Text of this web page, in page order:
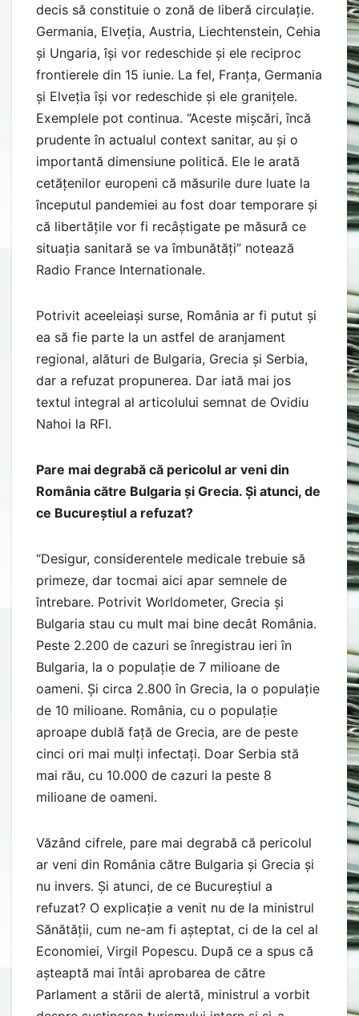
decis să constituie o zonă de liberă circulație.
Germania, Elveția, Austria, Liechtenstein, Cehia
și Ungaria, își vor redeschide și ele reciproc
frontierele din 15 iunie. La fel, Franța, Germania
și Elveția își vor redeschide și ele granițele.
Exemplele pot continua. “Aceste mișcări, încă
prudente în actualul context sanitar, au și o
importantă dimensiune politică. Ele le arată
cetățenilor europeni că măsurile dure luate la
începutul pandemiei au fost doar temporare și
că libertățile vor fi recâștigate pe măsură ce
situația sanitară se va îmbunătăți” notează
Radio France Internationale.
Potrivit aceeleiași surse, România ar fi putut și
ea să fie parte la un astfel de aranjament
regional, alături de Bulgaria, Grecia și Serbia,
dar a refuzat propunerea. Dar iată mai jos
textul integral al articolului semnat de Ovidiu
Nahoi la RFI.
Pare mai degrabă că pericolul ar veni din
România către Bulgaria și Grecia. Și atunci, de
ce Bucureștiul a refuzat?
“Desigur, considerentele medicale trebuie să
primeze, dar tocmai aici apar semnele de
întrebare. Potrivit Worldometer, Grecia și
Bulgaria stau cu mult mai bine decât România.
Peste 2.200 de cazuri se înregistrau ieri în
Bulgaria, la o populație de 7 milioane de
oameni. Și circa 2.800 în Grecia, la o populație
de 10 milioane. România, cu o populație
aproape dublă față de Grecia, are de peste
cinci ori mai mulți infectați. Doar Serbia stă
mai rău, cu 10.000 de cazuri la peste 8
milioane de oameni.
Văzând cifrele, pare mai degrabă că pericolul
ar veni din România către Bulgaria și Grecia și
nu invers. Și atunci, de ce Bucureștiul a
refuzat? O explicație a venit nu de la ministrul
Sănătății, cum ne-am fi așteptat, ci de la cel al
Economiei, Virgil Popescu. După ce a spus că
așteaptă mai întâi aprobarea de către
Parlament a stării de alertă, ministrul a vorbit